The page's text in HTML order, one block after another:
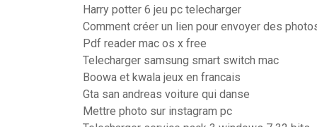
Harry potter 6 jeu pc telecharger
Comment créer un lien pour envoyer des
Pdf reader mac os x free
Telecharger samsung smart switch mac
Boowa et kwala jeux en francais
Gta san andreas voiture qui danse
Mettre photo sur instagram pc